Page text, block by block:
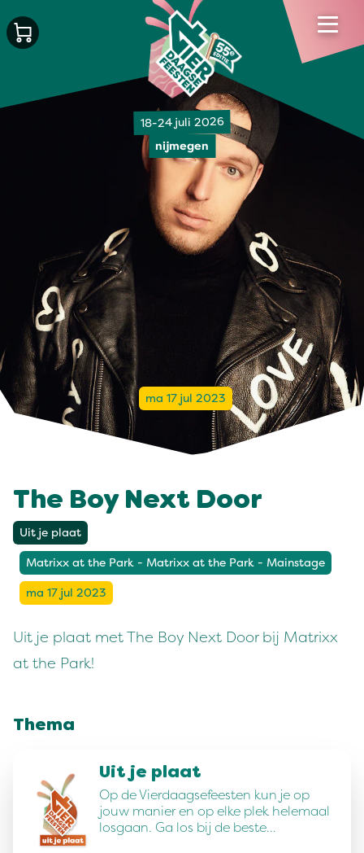
18-24 juli 2026
nijmegen
ma 17 jul 2023
The Boy Next Door
Uit je plaat
Matrixx at the Park - Matrixx at the Park - Mainstage
ma 17 jul 2023
Uit je plaat met The Boy Next Door bij Matrixx
at the Park!
Thema
Uit je plaat
Op de Vierdaagsefeesten kun je op
jouw manier en op elke plek helemaal
losgaan. Ga los bij de beste…